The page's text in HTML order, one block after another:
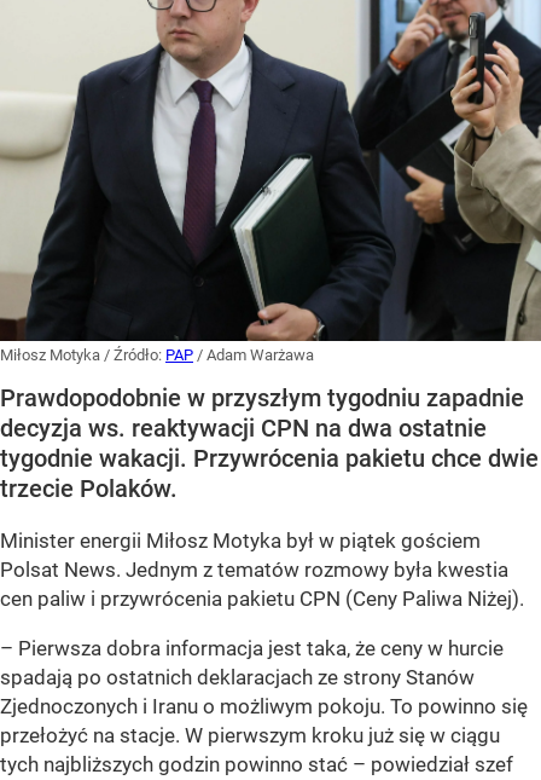
Miłosz Motyka / Źródło: PAP / Adam Warżawa
Prawdopodobnie w przyszłym tygodniu zapadnie
decyzja ws. reaktywacji CPN na dwa ostatnie
tygodnie wakacji. Przywrócenia pakietu chce dwie
trzecie Polaków.
Minister energii Miłosz Motyka był w piątek gościem
Polsat News. Jednym z tematów rozmowy była kwestia
cen paliw i przywrócenia pakietu CPN (Ceny Paliwa Niżej).
– Pierwsza dobra informacja jest taka, że ceny w hurcie
spadają po ostatnich deklaracjach ze strony Stanów
Zjednoczonych i Iranu o możliwym pokoju. To powinno się
przełożyć na stacje. W pierwszym kroku już się w ciągu
tych najbliższych godzin powinno stać – powiedział szef